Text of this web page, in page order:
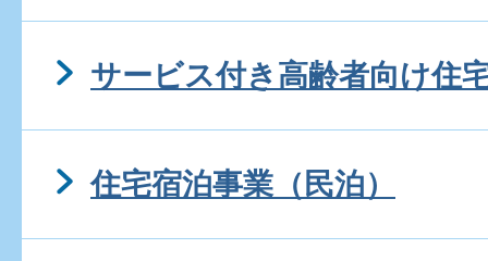
サービス付き高齢者向け住
住宅宿泊事業（民泊）